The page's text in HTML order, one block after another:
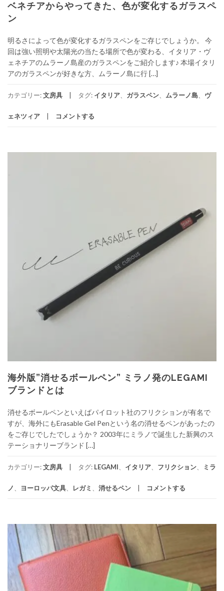
ベネチアからやってきた、色が変化するガラスペ
ン
明るさによって色が変化するガラスペンをご存じでしょうか。 今
回は強い照明や太陽光の当たる場所で色が変わる、イタリア・ヴ
ェネチアのムラーノ島産のガラスペンをご紹介します♪ 本場イタリ
アのガラスペンが好きな方、ムラーノ島に行 […]
カテゴリー:文房具 タグ: イタリア、 ガラスペン、 ムラーノ島、 ヴ
ェネツィア コメントする
海外版”消せるボールペン” ミラノ発のLEGAMI
ブランドとは
消せるボールペンといえばパイロット社のフリクションが有名で
すが、海外にもErasable Gel Penという名の消せるペンがあったの
をご存じでしたでしょうか？ 2003年にミラノで誕生した新興のス
テーショナリーブランド […]
カテゴリー:文房具 タグ: LEGAMI、 イタリア、 フリクション、 ミラ
ノ、 ヨーロッパ文具、 レガミ 、 消せるペン コメントする